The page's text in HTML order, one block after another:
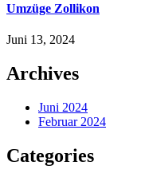
Umzüge Zollikon
Juni 13, 2024
Archives
Juni 2024
Februar 2024
Categories